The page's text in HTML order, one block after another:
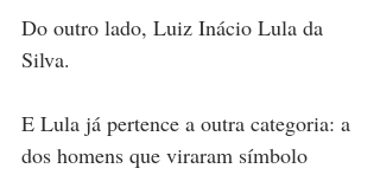
Do outro lado, Luiz Inácio Lula da
Silva.
E Lula já pertence a outra categoria: a
dos homens que viraram símbolo